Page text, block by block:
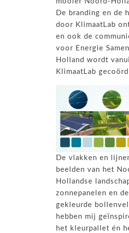
De branding en de
door KlimaatLab
en ook de
voor Energie
Holland wordt
KlimaatLab
De vlakken en
beelden van het
Hollandse
zonnepanelen en de
gekleurde
hebben mij
het kleurpallet én